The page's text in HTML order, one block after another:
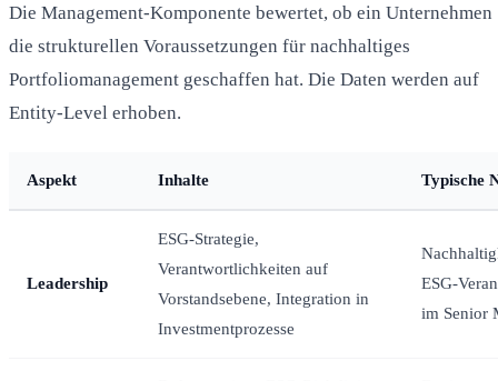
Die Management-Komponente bewertet, ob ein Unternehmen
die strukturellen Voraussetzungen für nachhaltiges
Portfoliomanagement geschaffen hat. Die Daten werden auf
Entity-Level erhoben.
Aspekt Inhalte Typische
Leadership
ESG-Strategie,
Verantwortlichkeiten auf
Vorstandsebene, Integration in
Investmentprozesse
ESG-
im Senior